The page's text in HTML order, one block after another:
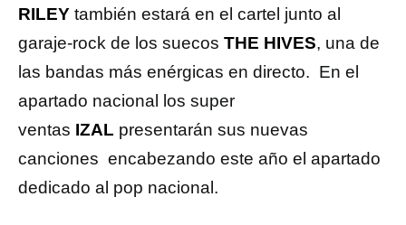
RILEY también estará en el cartel junto al
garaje-rock de los suecos THE HIVES, una de
las bandas más enérgicas en directo. En el
apartado nacional los super
ventas IZAL presentarán sus nuevas
canciones encabezando este año el apartado
dedicado al pop nacional.